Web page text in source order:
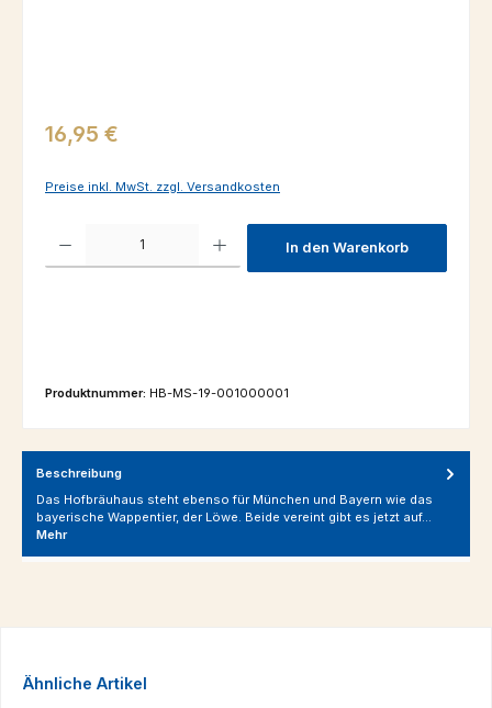
Regulärer Preis:
16,95 €
Preise inkl. MwSt. zzgl. Versandkosten
Produkt Anzahl: Gib den gewünschten Wert ein oder benutze die
In den Warenkorb
Produktnummer: HB-MS-19-001000001
Beschreibung
Das Hofbräuhaus steht ebenso für München und Bayern wie das
bayerische Wappentier, der Löwe. Beide vereint gibt es jetzt auf…
Mehr
Produktgalerie überspringen
Ähnliche Artikel